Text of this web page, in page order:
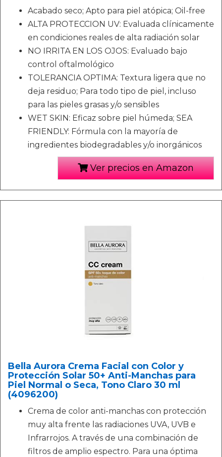
Acabado seco; Apto para piel atópica; Oil-free
ALTA PROTECCION UV: Evaluada clínicamente
en condiciones reales de alta radiación solar
NO IRRITA EN LOS OJOS: Evaluado bajo
control oftalmológico
TOLERANCIA OPTIMA: Textura ligera que no
deja residuo; Para todo tipo de piel, incluso
para las pieles grasas y/o sensibles
WET SKIN: Eficaz sobre piel húmeda; SEA
FRIENDLY: Fórmula con la mayoría de
ingredientes biodegradables y/o inorgánicos
Ver precios en Amazon
Bella Aurora Crema Facial con Color y
Protección Solar 50+ Anti-Manchas para
Piel Normal o Seca, Tono Claro 30 ml
(4096200)
Crema de color anti-manchas con protección
muy alta frente las radiaciones UVA, UVB e
Infrarrojos. A través de una combinación de
filtros de amplio espectro. Para una óptima